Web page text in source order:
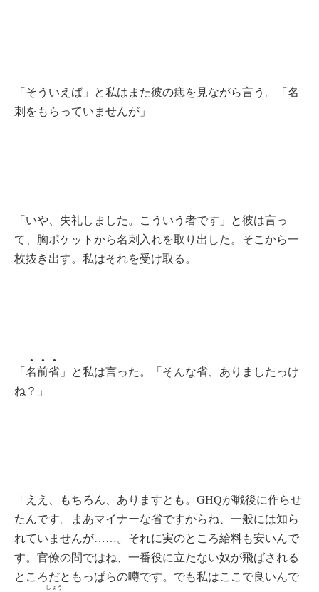
「そういえば」と私はまた彼の痣を見ながら言う。「名
刺をもらっていませんが」
「いや、失礼しました。こういう者です」と彼は言っ
て、胸ポケットから名刺入れを取り出した。そこから一
枚抜き出す。私はそれを受け取る。
「名前省
●●●
」と私は言った。「そんな省、ありましたっけ
ね？」
「ええ、もちろん、ありますとも。GHQが戦後に作らせ
たんです。まあマイナーな省ですからね、一般には知ら
れていませんが……。それに実のところ給料も安いんで
す。官僚の間ではね、一番役に立たない奴が飛ばされる
ところだともっぱらの噂です。でも私はここで良いんで
しょう